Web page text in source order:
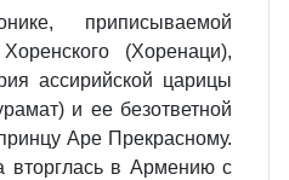
приписываемой
(Хоренаци),
ассирийской царицы
и ее безответной
Аре Прекрасному.
вторглась в Армению с